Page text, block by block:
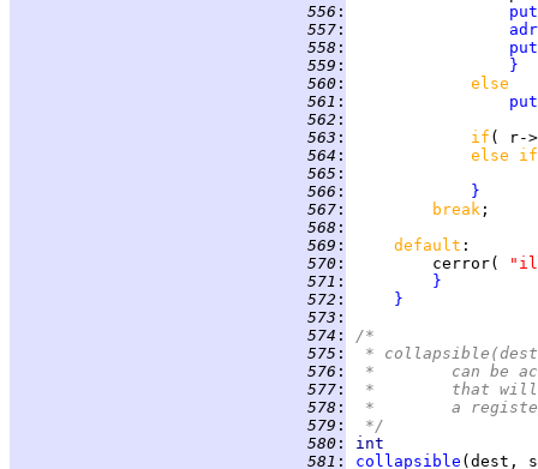
556 :
557 :
558 :
559 :
}
560 :
else
561 :
562 :
563 :
if
564 :
else if
565 :
566 :
}
567 : break
568 :
569 : default
570 :
         cerror(
571 :
}
572 :
}
573 :
574 :
/*
575 :
*
576 :
*	can
577 :
*	that
578 :
*	a
579 :
*/
580 :
int
581 :
collapsible